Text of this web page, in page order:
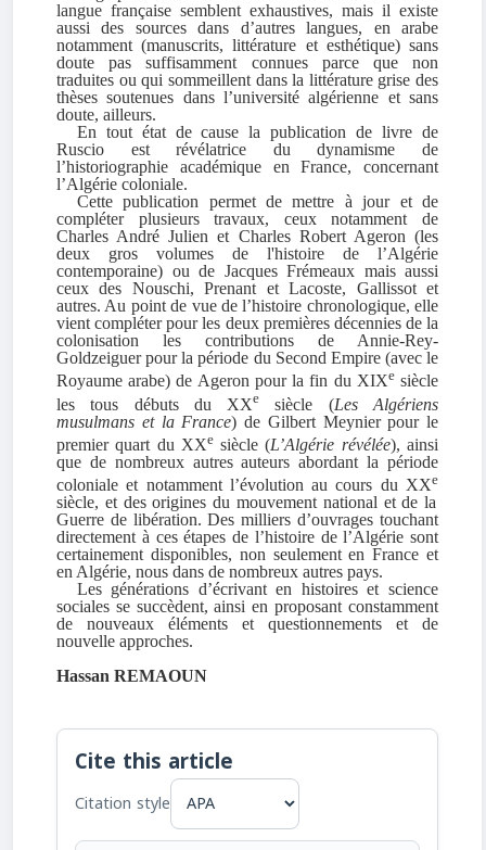
langue française semblent exhaustives, mais il existe
aussi des sources dans d’autres langues, en arabe
notamment (manuscrits, littérature et esthétique) sans
doute pas suffisamment connues parce que non
traduites ou qui sommeillent dans la littérature grise des
thèses soutenues dans l’université algérienne et sans
doute, ailleurs.
En tout état de cause la publication de livre de
Ruscio est révélatrice du dynamisme de
l’historiographie académique en France, concernant
l’Algérie coloniale.
Cette publication permet de mettre à jour et de
compléter plusieurs travaux, ceux notamment de
Charles André Julien et Charles Robert Ageron (les
deux gros volumes de l'histoire de l’Algérie
contemporaine) ou de Jacques Frémeaux mais aussi
ceux des Nouschi, Prenant et Lacoste, Gallissot et
autres. Au point de vue de l’histoire chronologique, elle
vient compléter pour les deux premières décennies de la
colonisation les contributions de Annie-Rey-
Goldzeiguer pour la période du Second Empire (avec le
Royaume arabe) de Ageron pour la fin du XIXesiècle
les tous débuts du XXe siècle (Les Algériens
musulmans et la France) de Gilbert Meynier pour le
premier quart du XXesiècle (L’Algérie révélée), ainsi
que de nombreux autres auteurs abordant la période
coloniale et notamment l’évolution au cours du XXe
siècle, et des origines du mouvement national et de la
Guerre de libération. Des milliers d’ouvrages touchant
directement à ces étapes de l’histoire de l’Algérie sont
certainement disponibles, non seulement en France et
en Algérie, nous dans de nombreux autres pays.
Les générations d’écrivant en histoires et science
sociales se succèdent, ainsi en proposant constamment
de nouveaux éléments et questionnements et de
nouvelle approches.
Hassan REMAOUN
Cite this article
Citation style